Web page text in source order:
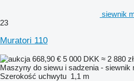
siewnik
23
Muratori 110
668,90 € 5 000 DKK ≈ 2 880 zł
Maszyny do siewu i sadzenia - siewnik
Szerokość uchwytu 1,1 m